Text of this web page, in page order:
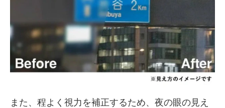
また、程よく視力を補正するため、夜の眼の見え